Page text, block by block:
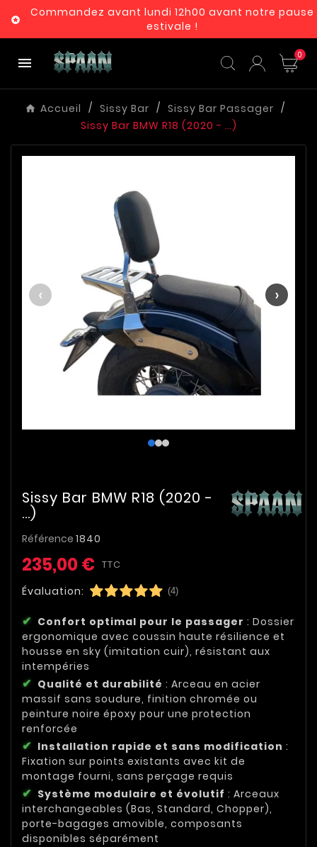

Commandez avant lundi 12h00 avant notre pause
estivale !
 0
Accueil Sissy Bar
Sissy Bar Passager
Sissy Bar BMW R18 (2020 - …)
‹ ›
Sissy Bar BMW R18 (2020 -
…)
Référence 1840
235,00 € TTC
Évaluation: (4)
Confort optimal pour le passager : Dossier
ergonomique avec coussin haute résilience et
housse en sky (imitation cuir), résistant aux
intempéries
Qualité et durabilité : Arceau en acier
massif sans soudure, finition chromée ou
peinture noire époxy pour une protection
renforcée
Installation rapide et sans modification :
Fixation sur points existants avec kit de
montage fourni, sans perçage requis
Système modulaire et évolutif : Arceaux
interchangeables (Bas, Standard, Chopper),
porte-bagages amovible, composants
disponibles séparément